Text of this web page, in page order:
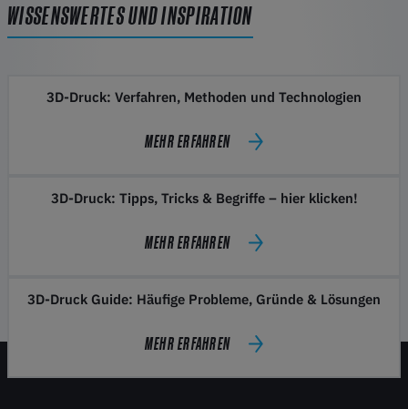
WISSENSWERTES UND INSPIRATION
3D-Druck: Verfahren, Methoden und Technologien
MEHR ERFAHREN
3D-Druck: Tipps, Tricks & Begriffe – hier klicken!
MEHR ERFAHREN
3D-Druck Guide: Häufige Probleme, Gründe & Lösungen
MEHR ERFAHREN